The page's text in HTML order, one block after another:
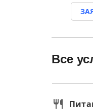
Все